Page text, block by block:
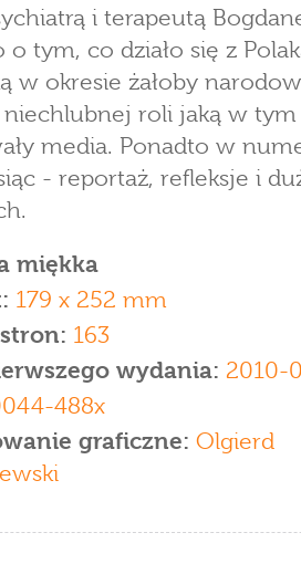
i terapeutą
o tym, co działo się z
w okresie żałoby
niechlubnej roli jaką w tym
media. Ponadto w
- reportaż, refleksje i
miękka
179 x 252 mm
163
wydania: 2010-
488x
graficzne: Olgierd